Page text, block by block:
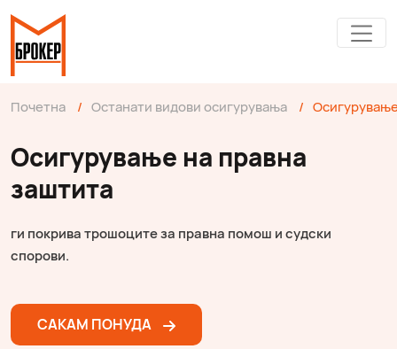
Почетна / Останати видови осигурувања /
Осигурување на правна
заштита
ги покрива трошоците за правна помош и судски
спорови.
САКАМ ПОНУДА